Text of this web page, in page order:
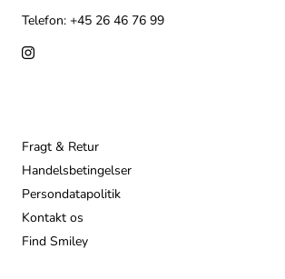
Telefon: +45 26 46 76 99
Fragt & Retur
Handelsbetingelser
Persondatapolitik
Kontakt os
Find Smiley